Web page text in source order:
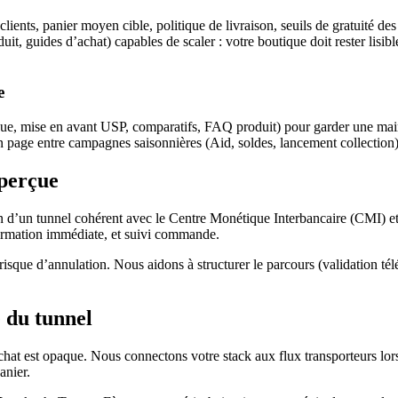
panier moyen cible, politique de livraison, seuils de gratuité
guides d’achat) capables de scaler : votre boutique doit rester
mise en avant USP, comparatifs, FAQ produit) pour garder une
entre campagnes saisonnières (Aid, soldes, lancement
tunnel cohérent avec le Centre Monétique Interbancaire (CMI)
immédiate, et suivi commande.
d’annulation. Nous aidons à structurer le parcours (validation
tunnel
est opaque. Nous connectons votre stack aux flux transporteurs